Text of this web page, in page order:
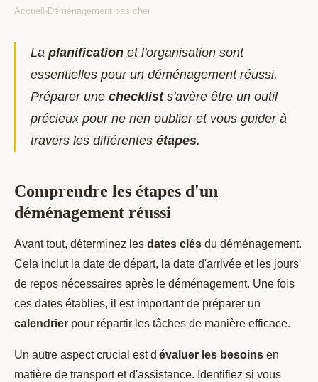
Accueil ›Déménagement pas cher
La planification et l'organisation sont
essentielles pour un déménagement réussi.
Préparer une checklists'avère être un outil
précieux pour ne rien oublier et vous guider à
travers les différentes étapes.
Comprendre les étapes d'un
déménagement réussi
Avant tout, déterminez les dates clés du déménagement.
Cela inclut la date de départ, la date d'arrivée et les jours
de repos nécessaires après le déménagement. Une fois
ces dates établies, il est important de préparer un
calendrier pour répartir les tâches de manière efficace.
Un autre aspect crucial est d'évaluer les besoins en
matière de transport et d'assistance. Identifiez si vous